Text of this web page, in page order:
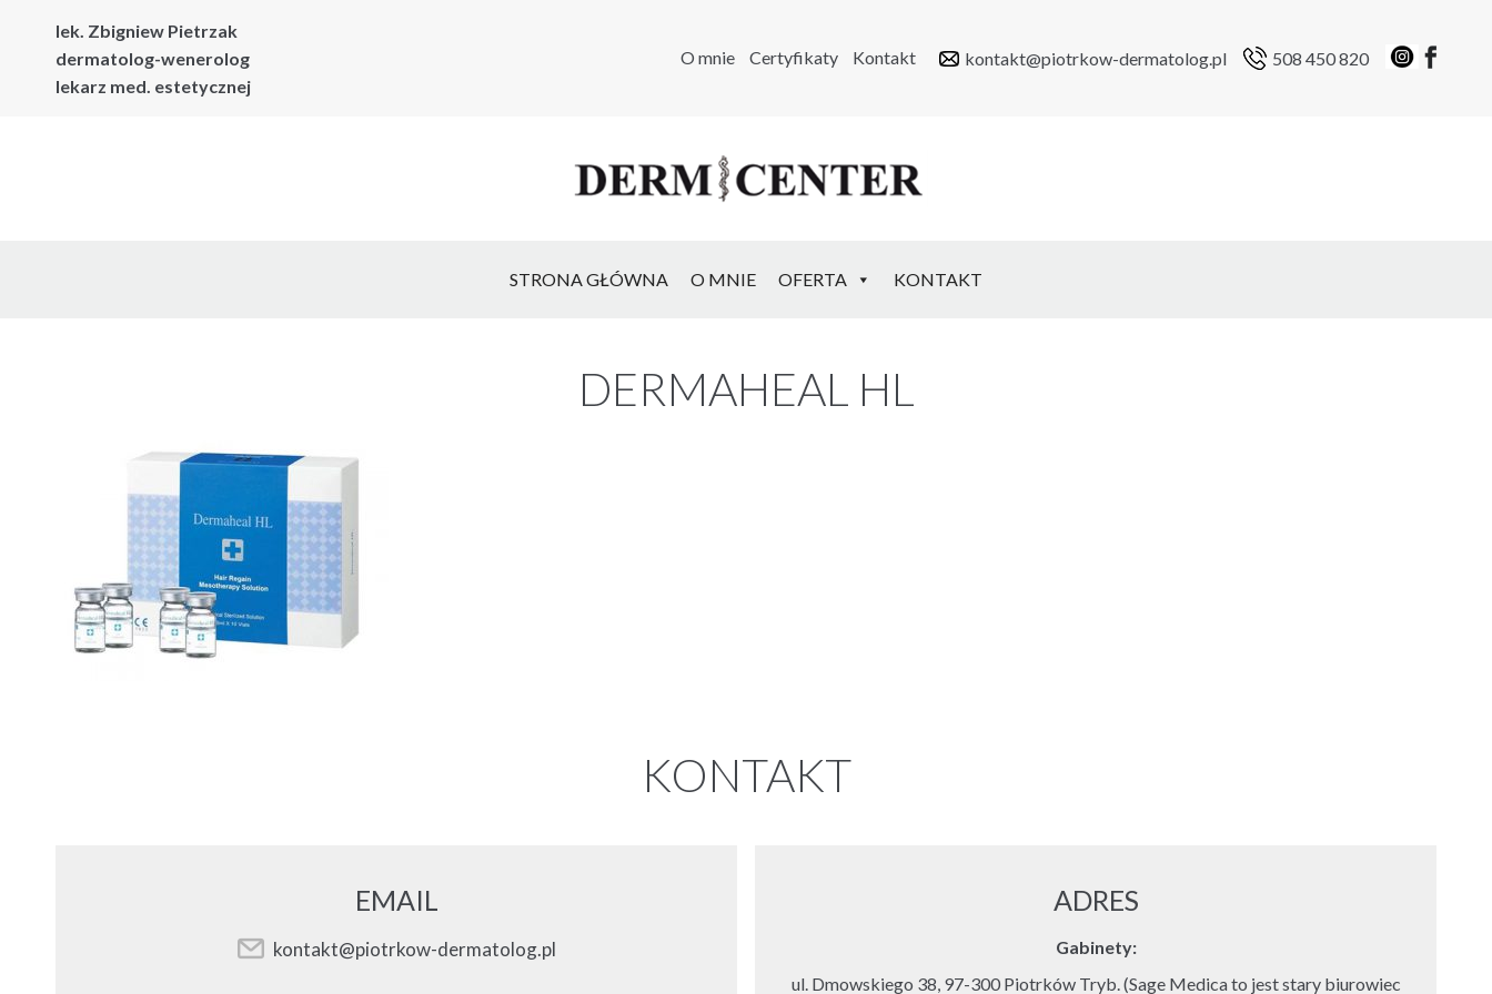
lek. Zbigniew Pietrzak
dermatolog-wenerolog
lekarz med. estetycznej
O mnie Certyfikaty Kontakt kontakt@piotrkow-dermatolog.pl 508 450 820
STRONA GŁÓWNA O MNIE OFERTA KONTAKT
DERMAHEAL HL
KONTAKT
EMAIL
kontakt@piotrkow-dermatolog.pl
ADRES
Gabinety:
ul. Dmowskiego 38, 97-300 Piotrków Tryb. (Sage Medica to jest stary biurowiec